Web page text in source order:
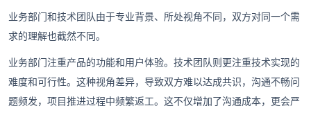
业务部门和技术团队由于专业背景、所处视角不同，双方对同一个需
求的理解也截然不同。
业务部门注重产品的功能和用户体验。技术团队则更注重技术实现的
难度和可行性。这种视角差异，导致双方难以达成共识，沟通不畅问
题频发，项目推进过程中频繁返工。这不仅增加了沟通成本，更会严